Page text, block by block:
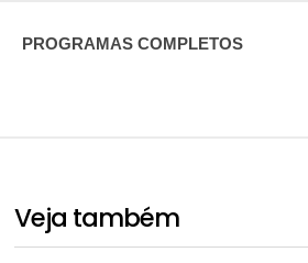
PROGRAMAS COMPLETOS
Veja também